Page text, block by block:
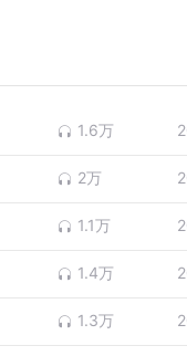
1.6万
2万
1.1万
1.4万
1.3万